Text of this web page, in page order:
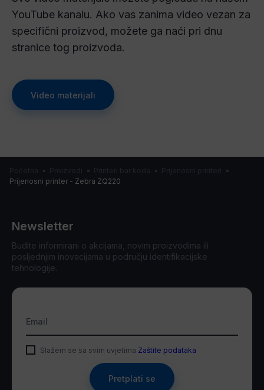
YouTube kanalu. Ako vas zanima video vezan za
specifični proizvod, možete ga naći pri dnu
stranice tog proizvoda.
Video materijali
Prijenosni printer - Zebra ZQ220
Newsletter
Budite informirani o akcijama, novim proizvodima ili
posljednjim inovacijama u području identifikacijske
tehnologije.
Email
Slažem se sa svim uvjetima Zaštite podataka
Pretplati se